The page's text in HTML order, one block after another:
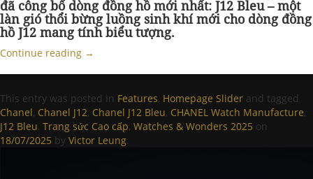
đã công bố dòng đồng hồ mới nhất: J12 Bleu – một
làn gió thổi bừng luồng sinh khí mới cho dòng đồng
hồ J12 mang tính biểu tượng.
Continue reading →
This entry was posted in Features, Homepage Slider and tagged
Chanel, Chanel J12, Chanel J12 Bleu, CHANEL Watch Manufacture,
J12 Bleu, Trang sức Cao cấp, Watches & Wonders 2025 on
18/07/2025 by Victor Leung.